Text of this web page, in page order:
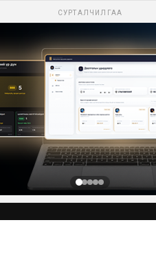
СУРТАЛЧИЛГАА